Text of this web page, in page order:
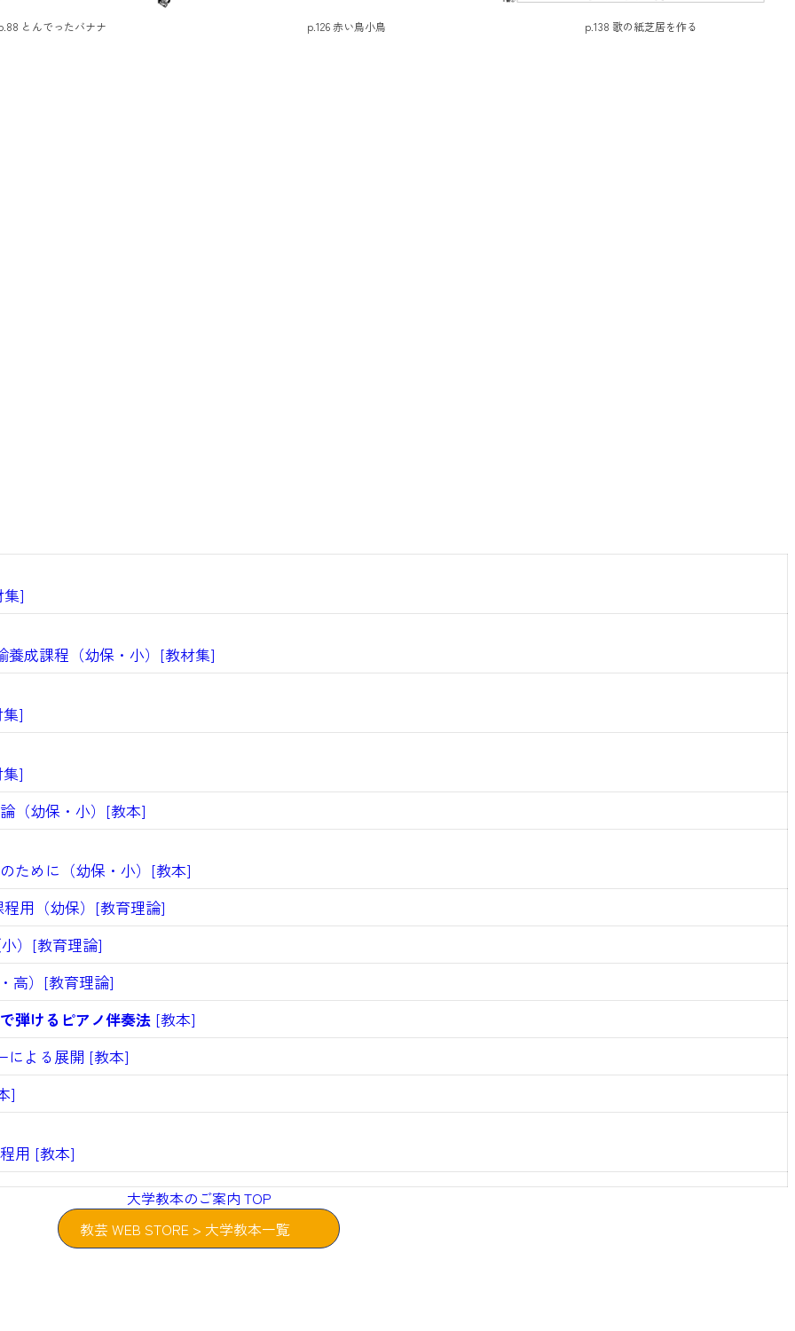
とんでったバナナ p.126 赤い鳥小鳥 p.138 歌の紙芝居を作る
]
成課程（幼保・小）[教材集]
]
]
（幼保・小）[教本]
ために（幼保・小）[教本]
用（幼保）[教育理論]
）[教育理論]
高）[教育理論]
弾けるピアノ伴奏法[教本]
による展開 [教本]
]
用 [教本]
大学教本のご案内 TOP
教芸 WEB STORE > 大学教本一覧